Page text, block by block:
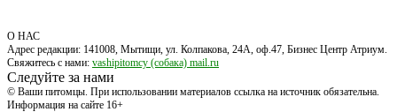
О НАС
Адрес редакции: 141008, Мытищи, ул. Колпакова, 24А, оф.47, Бизнес Центр Атриум.
Свяжитесь с нами: vashipitomcy (собака) mail.ru
Следуйте за нами
© Ваши питомцы. При использовании материалов ссылка на источник обязательна.
Информация на сайте 16+